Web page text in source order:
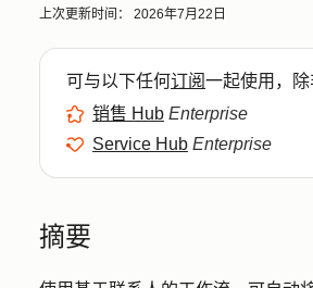
上次更新时间： 2026年7月22日
可与以下任何订阅一起使用，除
销售 Hub Enterprise
Service Hub Enterprise
摘要